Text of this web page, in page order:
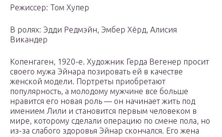
Режиссер: Том Хупер
В ролях: Эдди Редмэйн, Эмбер Хёрд, Алисия
Викандер
Копенгаген, 1920-е. Художник Герда Вегенер просит
своего мужа Эйнара позировать ей в качестве
женской модели. Портреты приобретают
популярность, а молодому мужчине все больше
нравится его новая роль — он начинает жить под
имением Лили и становится первым человеком в
мире, которому сделали операцию по смене пола, но
из-за слабого здоровья Эйнар скончался. Его жена